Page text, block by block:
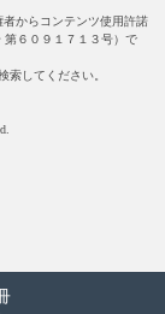
からコンテンツ使用許諾
第６０９１７１３号）で
索してください。